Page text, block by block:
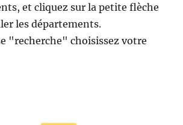
et cliquez sur la petite flèche
les départements.
"recherche" choisissez votre